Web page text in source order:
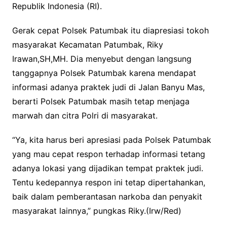
Republik Indonesia (RI).
Gerak cepat Polsek Patumbak itu diapresiasi tokoh
masyarakat Kecamatan Patumbak, Riky
Irawan,SH,MH. Dia menyebut dengan langsung
tanggapnya Polsek Patumbak karena mendapat
informasi adanya praktek judi di Jalan Banyu Mas,
berarti Polsek Patumbak masih tetap menjaga
marwah dan citra Polri di masyarakat.
“Ya, kita harus beri apresiasi pada Polsek Patumbak
yang mau cepat respon terhadap informasi tetang
adanya lokasi yang dijadikan tempat praktek judi.
Tentu kedepannya respon ini tetap dipertahankan,
baik dalam pemberantasan narkoba dan penyakit
masyarakat lainnya,” pungkas Riky.(Irw/Red)